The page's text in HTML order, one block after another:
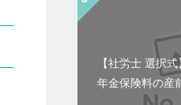
【社労士 選択
年金保険料の産